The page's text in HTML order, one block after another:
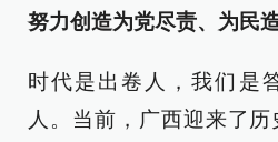
努力创造为党尽责、为民
时代是出卷人，我们是
人。当前，广西迎来了